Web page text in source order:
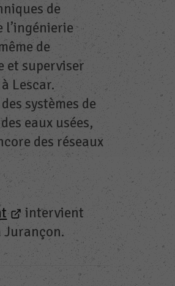
de
l’ingénierie
de
et superviser
Lescar.
systèmes de
eaux usées,
des réseaux
intervient
Jurançon.